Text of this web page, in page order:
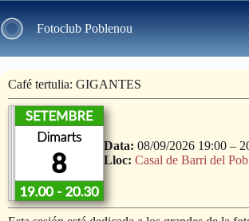
to
content Fotoclub Poblenou
Café tertulia: GIGANTES
Data: 08/09/2026 19:00 –
Lloc: Casal de Barri del